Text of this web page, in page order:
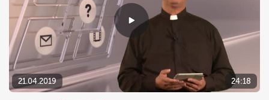
21.04.2019 24:18